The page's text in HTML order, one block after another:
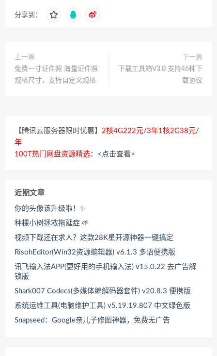
分享到：
上一篇
免费一寸证件照 海量证件照
规格尺寸，支持自定义规格
下一篇
下载工具箱V3.0 支持46种下
载协议
【腾讯云服务器限时优惠】 2核4G222元/3年1核2G38元/
年
100T热门网盘资源精选： <点击查看>
近期文章
你的头像该升级啦！✨
种棵小树拯救拖延症 🌱
视频下载还在求人？这款28K星开源神器一键搞定
RisohEditor(Win32资源编辑器) v6.1.3 多语便携版
讯飞输入法APP(更好用的手机输入法) v15.0.22 去广告解
锁版
Shark007 Codecs(多媒体编解码器套件) v20.8.3 便携版
系统运维工具(电脑维护工具) v5.19.19.807 中文绿色版
Snapseed：Google亲儿子修图神器，免费无广告